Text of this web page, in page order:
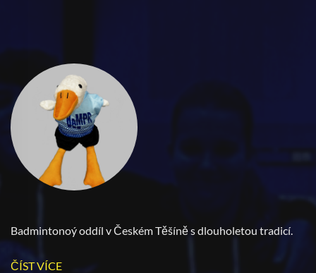
Badmintonoý oddíl v Českém Těšíně s dlouholetou tradicí.
ČÍST VÍCE